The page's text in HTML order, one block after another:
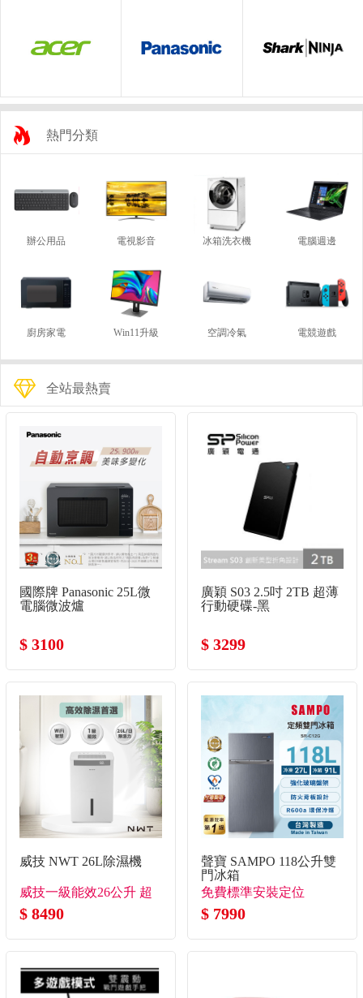
熱門分類
辦公用品 電視影音 冰箱洗衣機 電腦週邊
廚房家電 Win11升級 空調冷氣 電競遊戲
全站最熱賣
國際牌 Panasonic 25L微
電腦微波爐
$ 3100
廣穎 S03 2.5吋 2TB 超薄
行動硬碟-黑
$ 3299
威技 NWT 26L除濕機
威技一級能效26公升 超
大除濕力
$ 8490
聲寶 SAMPO 118公升雙
門冰箱
免費標準安裝定位
$ 7990